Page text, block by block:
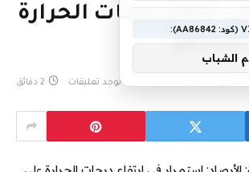
ارتفاع درجات الحرارة
لا توجد تعليقات 2 دقائق
الشباب